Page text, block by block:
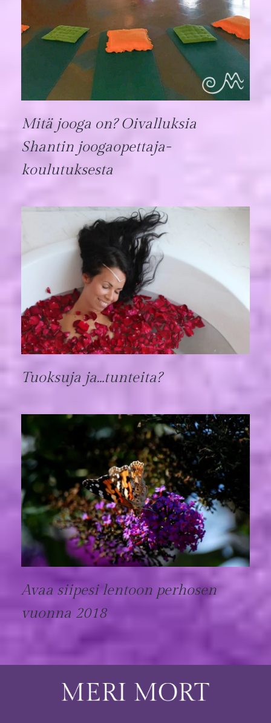
Mitä jooga on? Oivalluksia
Shantin joogaopettaja­
koulutuksesta
Tuoksuja ja…tunteita?
Avaa siipesi lentoon perhosen
vuonna 2018